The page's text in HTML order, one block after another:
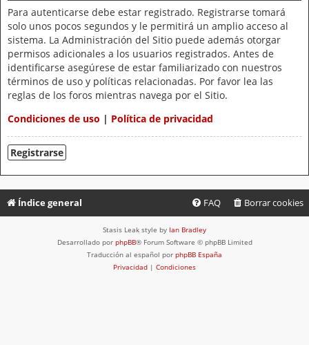
Para autenticarse debe estar registrado. Registrarse tomará
solo unos pocos segundos y le permitirá un amplio acceso al
sistema. La Administración del Sitio puede además otorgar
permisos adicionales a los usuarios registrados. Antes de
identificarse asegúrese de estar familiarizado con nuestros
términos de uso y políticas relacionadas. Por favor lea las
reglas de los foros mientras navega por el Sitio.
Condiciones de uso | Política de privacidad
Registrarse
Índice general Borrar cookies
FAQ
Stasis Leak style by Ian Bradley
Desarrollado por phpBB® Forum Software © phpBB Limited
Traducción al español por phpBB España
Privacidad | Condiciones